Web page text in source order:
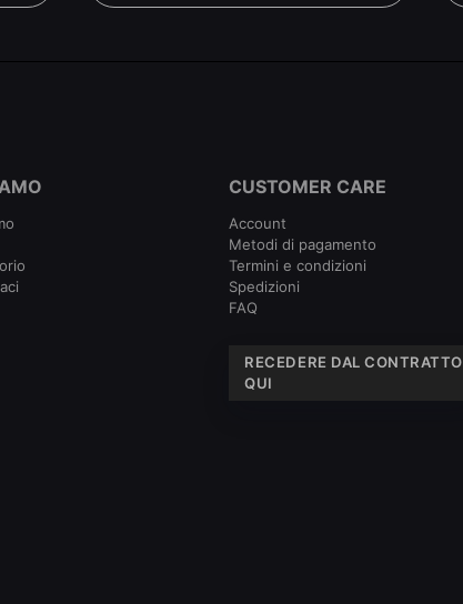
CUSTOMER CARE
Account
Metodi di pagamento
Termini e condizioni
Spedizioni
FAQ
RECEDERE DAL CONTRATTO
QUI